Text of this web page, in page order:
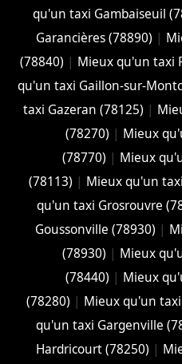
qu'un taxi Gambaiseuil
Garancières (78890) |
(78840) | Mieux qu'un taxi
qu'un taxi Gaillon-sur-
taxi Gazeran (78125) |
(78270) | Mieux
(78770) | Mieux
(78113) | Mieux qu'un
qu'un taxi Grosrouvre
Goussonville (78930) |
(78930) | Mieux
(78440) | Mieux
(78280) | Mieux qu'un
qu'un taxi Gargenville
Hardricourt (78250) |